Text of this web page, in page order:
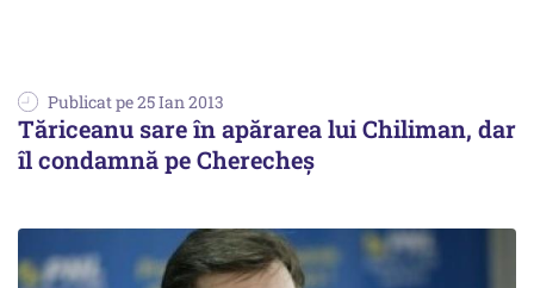
Publicat pe 25 Ian 2013
Tăriceanu sare în apărarea lui Chiliman, dar
îl condamnă pe Cherecheș